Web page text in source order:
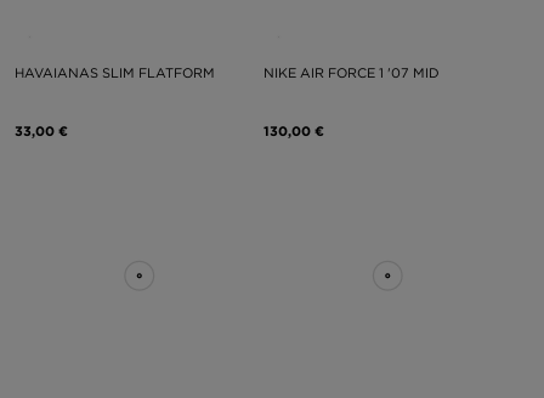
HAVAIANAS SLIM FLATFORM
33,00 €
NIKE AIR FORCE 1 '07 MID
130,00 €